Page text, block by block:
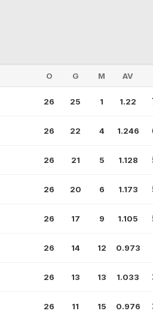
O G M AV
26 25 1 1.22
26 22 4 1.246
26 21 5 1.128
26 20 6 1.173
26 17 9 1.105
26 14 12 0.973
26 13 13 1.033
26 11 15 0.976